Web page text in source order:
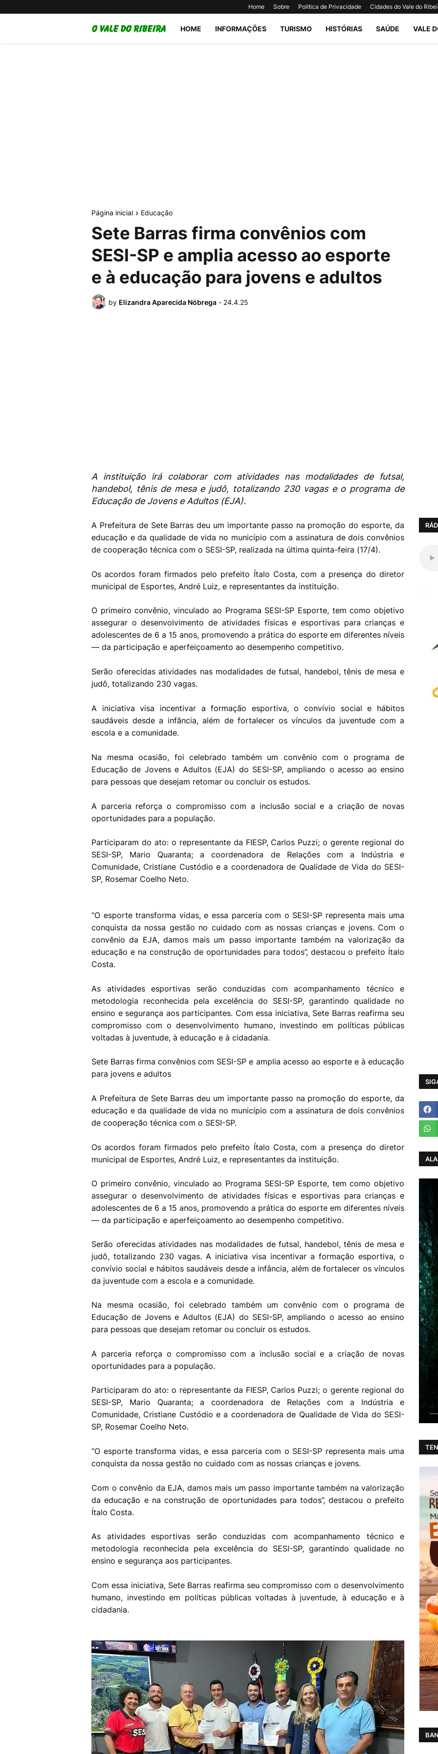
Home Sobre Politica de Privacidade Cidades do Vale do
HOME INFORMAÇÕES TURISMO HISTÓRIAS SAÚDE VALE
Página inicial Educação
Sete Barras firma convênios com
SESI-SP e amplia acesso ao esporte
e à educação para jovens e adultos
by Elizandra Aparecida Nóbrega - 24.4.25
A instituição irá colaborar com atividades nas modalidades de futsal,
handebol, tênis de mesa e judô, totalizando 230 vagas e o programa de
Educação de Jovens e Adultos (EJA).
A Prefeitura de Sete Barras deu um importante passo na promoção do esporte, da
educação e da qualidade de vida no município com a assinatura de dois convênios
de cooperação técnica com o SESI-SP, realizada na última quinta-feira (17/4).
Os acordos foram firmados pelo prefeito Ítalo Costa, com a presença do diretor
municipal de Esportes, André Luiz, e representantes da instituição.
O primeiro convênio, vinculado ao Programa SESI-SP Esporte, tem como objetivo
assegurar o desenvolvimento de atividades físicas e esportivas para crianças e
adolescentes de 6 a 15 anos, promovendo a prática do esporte em diferentes níveis
— da participação e aperfeiçoamento ao desempenho competitivo.
Serão oferecidas atividades nas modalidades de futsal, handebol, tênis de mesa e
judô, totalizando 230 vagas.
A iniciativa visa incentivar a formação esportiva, o convívio social e hábitos
saudáveis desde a infância, além de fortalecer os vínculos da juventude com a
escola e a comunidade.
Na mesma ocasião, foi celebrado também um convênio com o programa de
Educação de Jovens e Adultos (EJA) do SESI-SP, ampliando o acesso ao ensino
para pessoas que desejam retomar ou concluir os estudos.
A parceria reforça o compromisso com a inclusão social e a criação de novas
oportunidades para a população.
Participaram do ato: o representante da FIESP, Carlos Puzzi; o gerente regional do
SESI-SP, Mario Quaranta; a coordenadora de Relações com a Indústria e
Comunidade, Cristiane Custódio e a coordenadora de Qualidade de Vida do SESI-
SP, Rosemar Coelho Neto.
“O esporte transforma vidas, e essa parceria com o SESI-SP representa mais uma
conquista da nossa gestão no cuidado com as nossas crianças e jovens. Com o
convênio da EJA, damos mais um passo importante também na valorização da
educação e na construção de oportunidades para todos”, destacou o prefeito Ítalo
Costa.
As atividades esportivas serão conduzidas com acompanhamento técnico e
metodologia reconhecida pela excelência do SESI-SP, garantindo qualidade no
ensino e segurança aos participantes. Com essa iniciativa, Sete Barras reafirma seu
compromisso com o desenvolvimento humano, investindo em políticas públicas
voltadas à juventude, à educação e à cidadania.
Sete Barras firma convênios com SESI-SP e amplia acesso ao esporte e à educação
para jovens e adultos
A Prefeitura de Sete Barras deu um importante passo na promoção do esporte, da
educação e da qualidade de vida no município com a assinatura de dois convênios
de cooperação técnica com o SESI-SP.
Os acordos foram firmados pelo prefeito Ítalo Costa, com a presença do diretor
municipal de Esportes, André Luiz, e representantes da instituição.
O primeiro convênio, vinculado ao Programa SESI-SP Esporte, tem como objetivo
assegurar o desenvolvimento de atividades físicas e esportivas para crianças e
adolescentes de 6 a 15 anos, promovendo a prática do esporte em diferentes níveis
— da participação e aperfeiçoamento ao desempenho competitivo.
Serão oferecidas atividades nas modalidades de futsal, handebol, tênis de mesa e
judô, totalizando 230 vagas. A iniciativa visa incentivar a formação esportiva, o
convívio social e hábitos saudáveis desde a infância, além de fortalecer os vínculos
da juventude com a escola e a comunidade.
Na mesma ocasião, foi celebrado também um convênio com o programa de
Educação de Jovens e Adultos (EJA) do SESI-SP, ampliando o acesso ao ensino
para pessoas que desejam retomar ou concluir os estudos.
A parceria reforça o compromisso com a inclusão social e a criação de novas
oportunidades para a população.
Participaram do ato: o representante da FIESP, Carlos Puzzi; o gerente regional do
SESI-SP, Mario Quaranta; a coordenadora de Relações com a Indústria e
Comunidade, Cristiane Custódio e a coordenadora de Qualidade de Vida do SESI-
SP, Rosemar Coelho Neto.
“O esporte transforma vidas, e essa parceria com o SESI-SP representa mais uma
conquista da nossa gestão no cuidado com as nossas crianças e jovens.
Com o convênio da EJA, damos mais um passo importante também na valorização
da educação e na construção de oportunidades para todos”, destacou o prefeito
Ítalo Costa.
As atividades esportivas serão conduzidas com acompanhamento técnico e
metodologia reconhecida pela excelência do SESI-SP, garantindo qualidade no
ensino e segurança aos participantes.
Com essa iniciativa, Sete Barras reafirma seu compromisso com o desenvolvimento
humano, investindo em políticas públicas voltadas à juventude, à educação e à
cidadania.